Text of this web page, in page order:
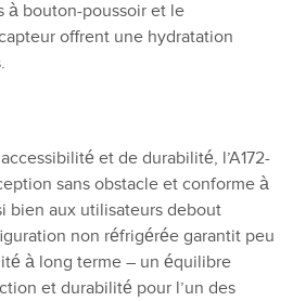
à bouton-poussoir et le
offrent une hydratation
et de durabilité, l’A172-
sans obstacle et conforme à
bien aux utilisateurs debout
non réfrigérée garantit peu
à long terme – un équilibre
et durabilité pour l’un des